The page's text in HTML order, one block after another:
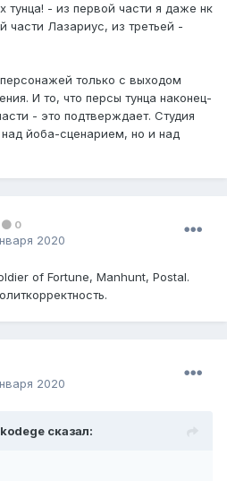
тунца! - из первой части я даже нк
части Лазариус, из третьей -
только с выходом
И то, что персы тунца наконец-
- это подтверждает. Студия
над йоба-сценарием, но и над
0
2020
of Fortune, Manhunt, Postal.
2020
сказал: